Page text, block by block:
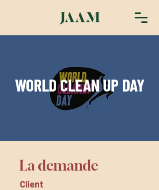
WORLD CLEAN UP DAY
La demande
Client